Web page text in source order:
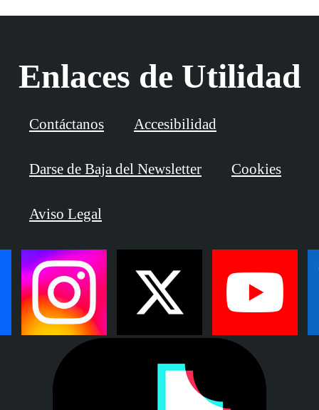
Enlaces de Utilidad
Contáctanos Accesibilidad
Darse de Baja del Newsletter Cookies
Aviso Legal